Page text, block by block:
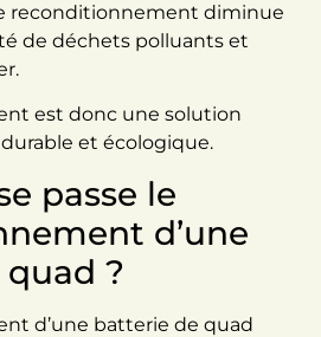
reconditionnement diminue
de déchets polluants et
est donc une solution
et écologique.
passe le
d’une
?
d’une batterie de quad